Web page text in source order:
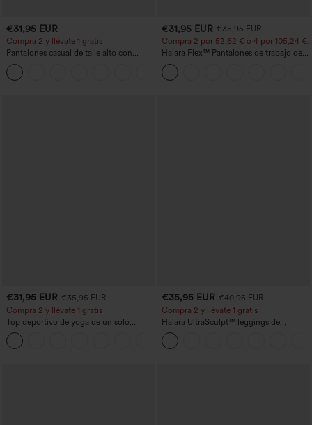
€31,95 EUR
Compra 2 y llévate 1 gratis
Pantalones casual de talle alto con
cordón, pernera ancha, en mezcla de
lino y con bolsillos
€31,95 EUR €35,95 EUR
Compra 2 por 52,62 € o 4 por 105,24 €.
Halara Flex™ Pantalones de trabajo de
talle alto, moldeadores del cuerpo, que
estilizan la cintura, con bolsillos, de
pierna ancha en micro‑waffle
€31,95 EUR €35,95 EUR
Compra 2 y llévate 1 gratis
Top deportivo de yoga de un solo
hombro, manga larga con agujero para
el pulgar, dobladillo curvo estilo high-
low (frente más corto, espalda más
€35,95 EUR €40,95 EUR
Compra 2 y llévate 1 gratis
Halara UltraSculpt™ leggings de
entrenamiento moldeadores de talle alto
con fruncido trasero que realza los
glúteos, control de abdomen y bolsillos